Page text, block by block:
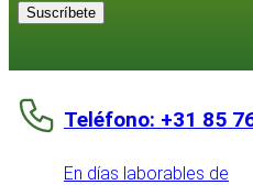
Suscríbete
Teléfono: +31 85
En días laborables de